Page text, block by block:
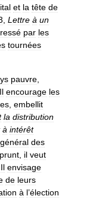
et la tête de
Lettre à un
par les
tournées
pauvre
Il encourage les
embellit
la distribution
à intérêt
général des
il veut
Il envisage
de leurs
à l’élection